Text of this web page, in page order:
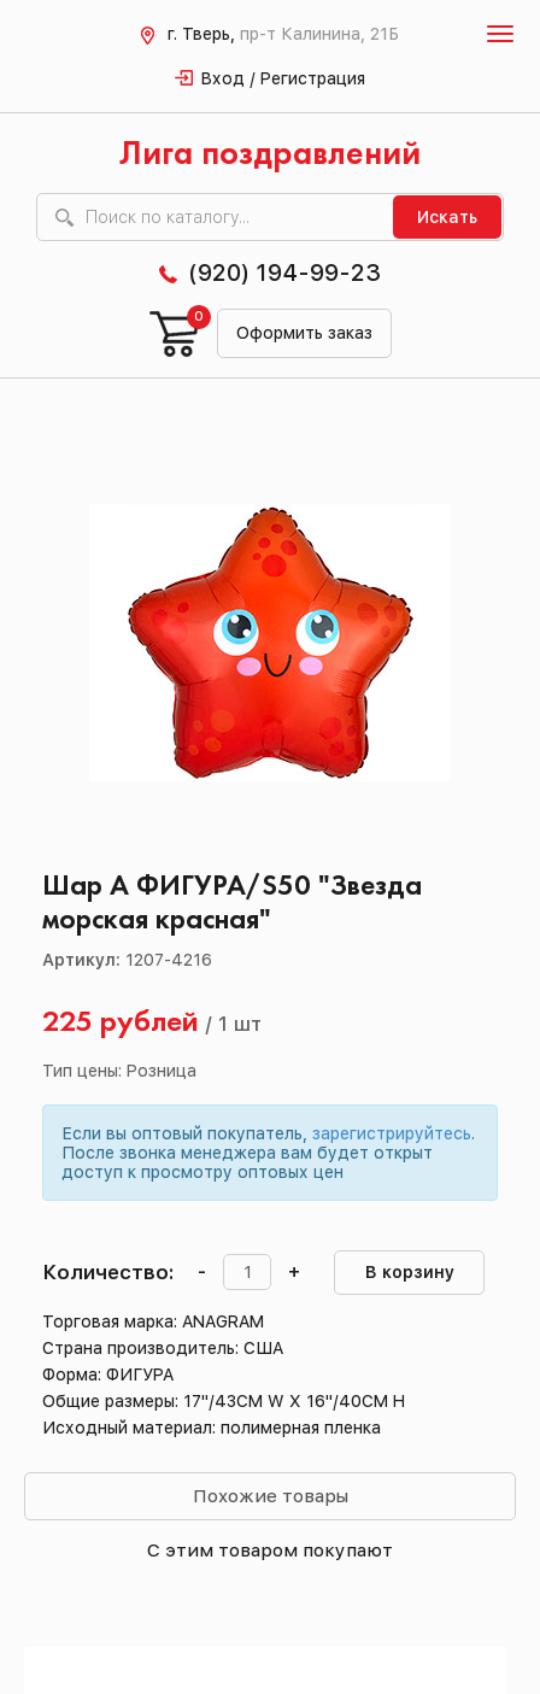
г. Тверь, пр-т Калинина, 21Б
Вход / Регистрация
Лига поздравлений
Искать
(920) 194-99-23
Оформить заказ
0
Шар А ФИГУРА/S50 "Звезда
морская красная"
Артикул: 1207-4216
225 рублей / 1 шт
Тип цены: Розница
Если вы оптовый покупатель, зарегистрируйтесь.
После звонка менеджера вам будет открыт
доступ к просмотру оптовых цен
Количество: - + В корзину
Торговая марка: ANAGRAM
Страна производитель: США
Форма: ФИГУРА
Общие размеры: 17"/43CM W X 16"/40CM H
Исходный материал: полимерная пленка
Похожие товары
С этим товаром покупают